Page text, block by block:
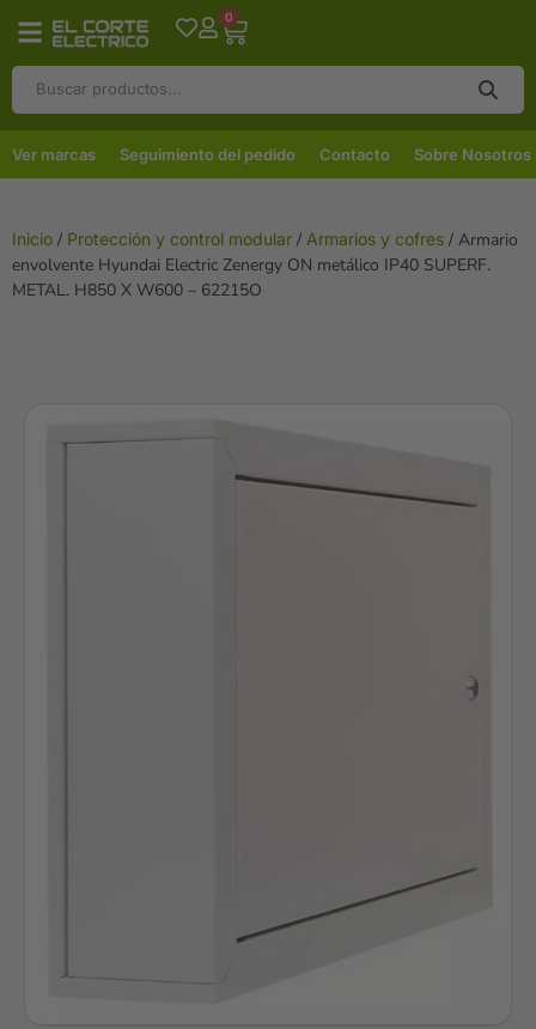
0
Ver marcas Seguimiento del pedido Contacto Sobre Nosotros
Inicio / Protección y control modular / Armarios y cofres / Armario
envolvente Hyundai Electric Zenergy ON metálico IP40 SUPERF.
METAL. H850 X W600 – 62215O